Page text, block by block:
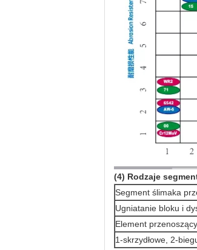
(4) Rodzaje
Segment ślimaka
Ugniatanie bloku i
Element
1-skrzydłowe, 2-